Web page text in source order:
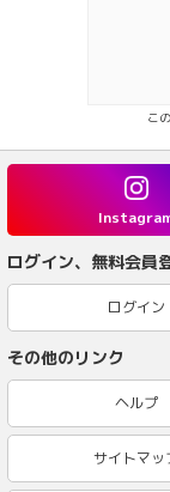
こ
ログイン、無料会員
ログイン
その他のリンク
ヘルプ
サイトマッ